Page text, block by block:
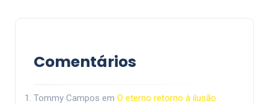
Comentários
Tommy Campos em O eterno retorno à ilusão